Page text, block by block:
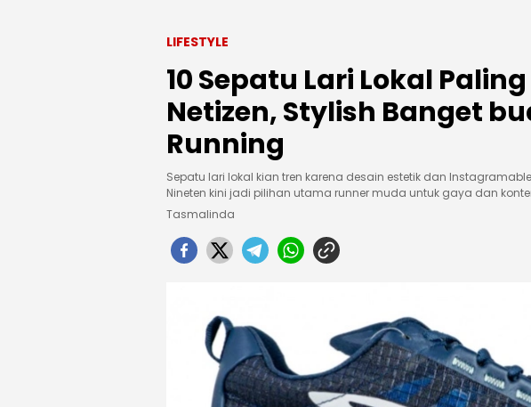
LIFESTYLE
10 Sepatu Lari Lokal
Netizen, Stylish Banget
Running
Sepatu lari lokal kian tren karena desain estetik dan
Nineten kini jadi pilihan utama runner muda untuk gaya dan
Tasmalinda